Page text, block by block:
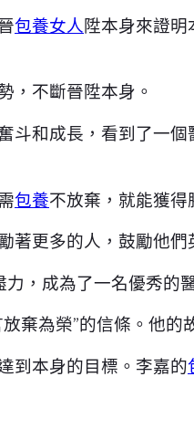
包養女人陞本身來證
，不斷晉陞本身。
斗和成長，看到了一個
包養不放棄，就能獲得
著更多的人，鼓勵他
，成為了一名優秀的
棄為榮”的信條。他的
到本身的目標。李嘉的